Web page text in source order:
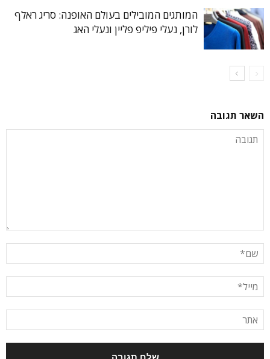
המותגים המובילים בעולם האופנה: סריג ראלף
לורן, נעלי פיליפ פליין ונעלי האג
השאר תגובה